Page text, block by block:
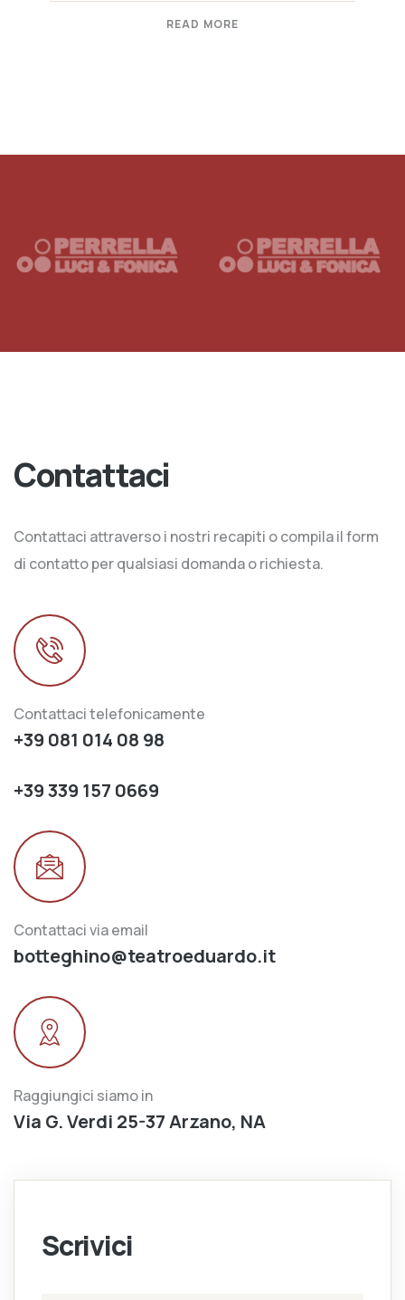
READ MORE
Contattaci
Contattaci attraverso i nostri recapiti o compila il form
di contatto per qualsiasi domanda o richiesta.
Contattaci telefonicamente
+39 081 014 08 98
+39 339 157 0669
Contattaci via email
botteghino@teatroeduardo.it
Raggiungici siamo in
Via G. Verdi 25-37 Arzano, NA
Scrivici